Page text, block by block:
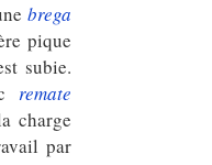
brega
pique
subie.
remate
charge
par